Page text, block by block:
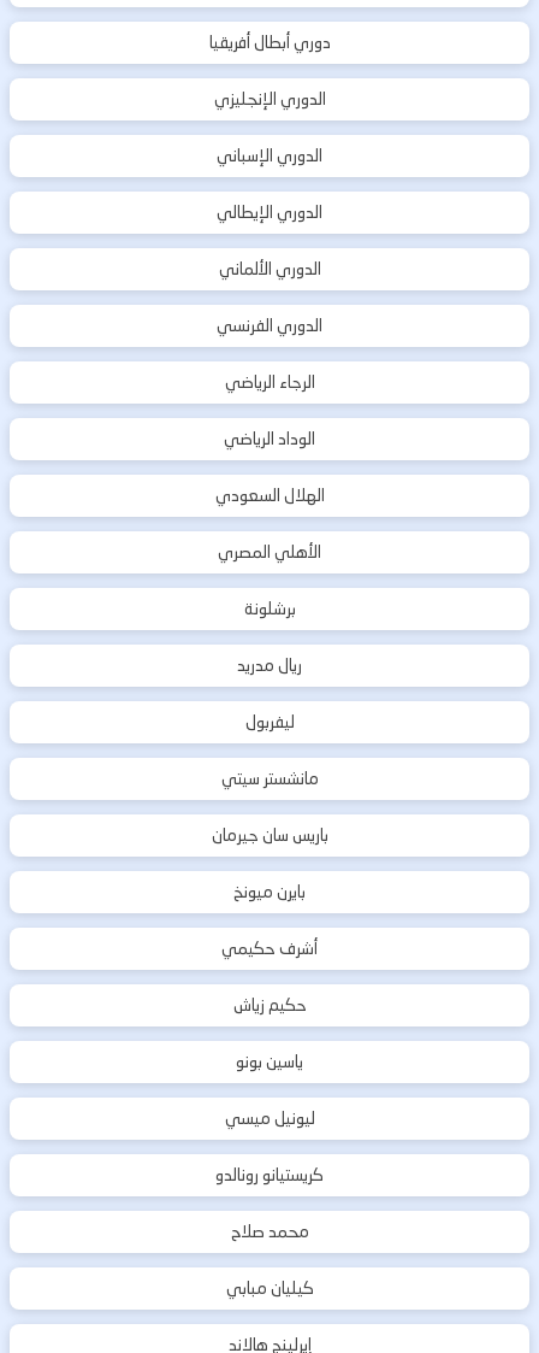
دوري أبطال أفريقيا
الدوري الإنجليزي
الدوري الإسباني
الدوري الإيطالي
الدوري الألماني
الدوري الفرنسي
الرجاء الرياضي
الوداد الرياضي
الهلال السعودي
الأهلي المصري
برشلونة
ريال مدريد
ليفربول
مانشستر سيتي
باريس سان جيرمان
بايرن ميونخ
أشرف حكيمي
حكيم زياش
ياسين بونو
ليونيل ميسي
كريستيانو رونالدو
محمد صلاح
كيليان مبابي
إيرلينج هالاند